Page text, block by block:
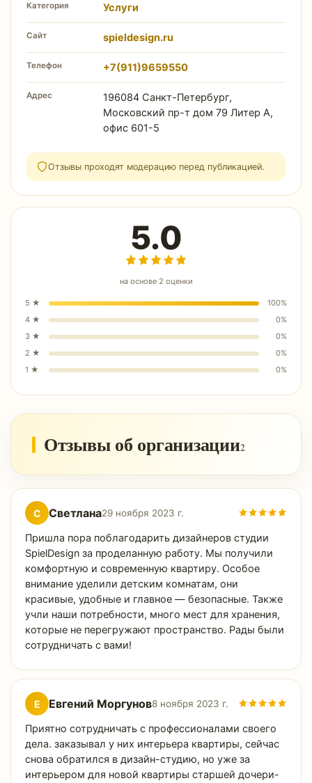
Категория Услуги
Сайт spieldesign.ru
Телефон +7(911)9659550
Адрес
196084 Санкт-Петербург,
Московский пр-т дом 79 Литер А,
офис 601-5
Отзывы проходят модерацию перед публикацией.
5.0
на основе 2 оценки
5 ★ 100%
4 ★ 0%
3 ★ 0%
2 ★ 0%
1 ★ 0%
Отзывы об организации2
С Светлана29 ноября 2023 г.
Пришла пора поблагодарить дизайнеров студии
SpielDesign за проделанную работу. Мы получили
комфортную и современную квартиру. Особое
внимание уделили детским комнатам, они
красивые, удобные и главное — безопасные. Также
учли наши потребности, много мест для хранения,
которые не перегружают пространство. Рады были
сотрудничать с вами!
Е Евгений Моргунов8 ноября 2023 г.
Приятно сотрудничать с профессионалами своего
дела. заказывал у них интерьера квартиры, сейчас
снова обратился в дизайн-студию, но уже за
интерьером для новой квартиры старшей дочери-